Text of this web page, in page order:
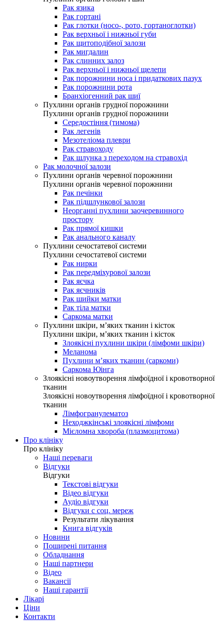
Рак язика
Рак гортані
Рак глотки (носо-, рото, гортаноглотки)
Рак верхньої і нижньої губи
Рак щитоподібної залози
Рак мигдалин
Рак слинних залоз
Рак верхньої і нижньої щелепи
Рак порожнини носа і придаткових пазух
Рак порожнини рота
Бранхіогенний рак шиї
Пухлини органів грудної порожнини
Пухлини органів грудної порожнини
Середостіння (тимома)
Рак легенів
Мезотеліома плеври
Рак стравоходу
Рак шлунка з переходом на стравохід
Рак молочної залози
Пухлини органів черевної порожнини
Пухлини органів черевної порожнини
Рак печінки
Рак підшлункової залози
Неорганні пухлини заочеревинного
простору
Рак прямої кишки
Рак анального каналу
Пухлини сечостатевої системи
Пухлини сечостатевої системи
Рак нирки
Рак передміхурової залози
Рак яєчка
Рак яєчників
Рак шийки матки
Рак тіла матки
Саркома матки
Пухлини шкіри, м’яких тканин і кісток
Пухлини шкіри, м’яких тканин і кісток
Злоякісні пухлини шкіри (лімфоми шкіри)
Меланома
Пухлини м’яких тканин (саркоми)
Саркома Юінга
Злоякісні новоутворення лімфоїдної і кровотворної
тканин
Злоякісні новоутворення лімфоїдної і кровотворної
тканин
Лімфогранулематоз
Неходжкінські злоякісні лімфоми
Мієломна хвороба (плазмоцитома)
Про клініку
Про клініку
Наші переваги
Відгуки
Відгуки
Текстові відгуки
Відео відгуки
Аудіо відгуки
Відгуки с соц. мереж
Результати лікування
Книга відгуків
Новини
Поширені питання
Обладнання
Наші партнери
Відео
Вакансії
Наші гарантії
Лікарі
Ціни
Контакти